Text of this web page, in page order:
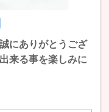
にありがとうござ
来る事を楽しみに